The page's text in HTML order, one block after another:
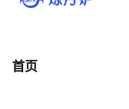
首页